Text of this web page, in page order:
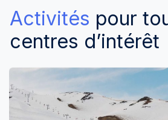
Activités pour
centres d’intérêt